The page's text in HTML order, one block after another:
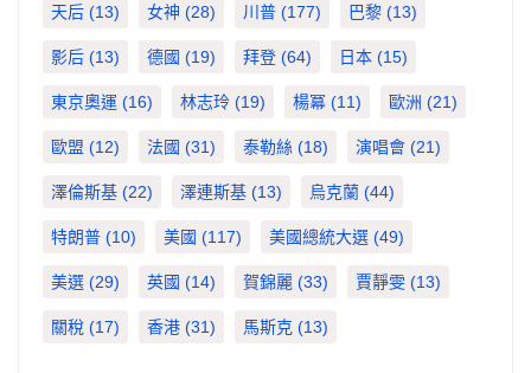
天后 (13) 女神 (28) 川普 (177) 巴黎 (13)
影后 (13) 德國 (19) 拜登 (64) 日本 (15)
東京奧運 (16) 林志玲 (19) 楊冪 (11) 歐洲 (21)
歐盟 (12) 法國 (31) 泰勒絲 (18) 演唱會 (21)
澤倫斯基 (22) 澤連斯基 (13) 烏克蘭 (44)
特朗普 (10) 美國 (117) 美國總統大選 (49)
美選 (29) 英國 (14) 賀錦麗 (33) 賈靜雯 (13)
關稅 (17) 香港 (31) 馬斯克 (13)